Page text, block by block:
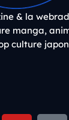
& la
manga,
culture